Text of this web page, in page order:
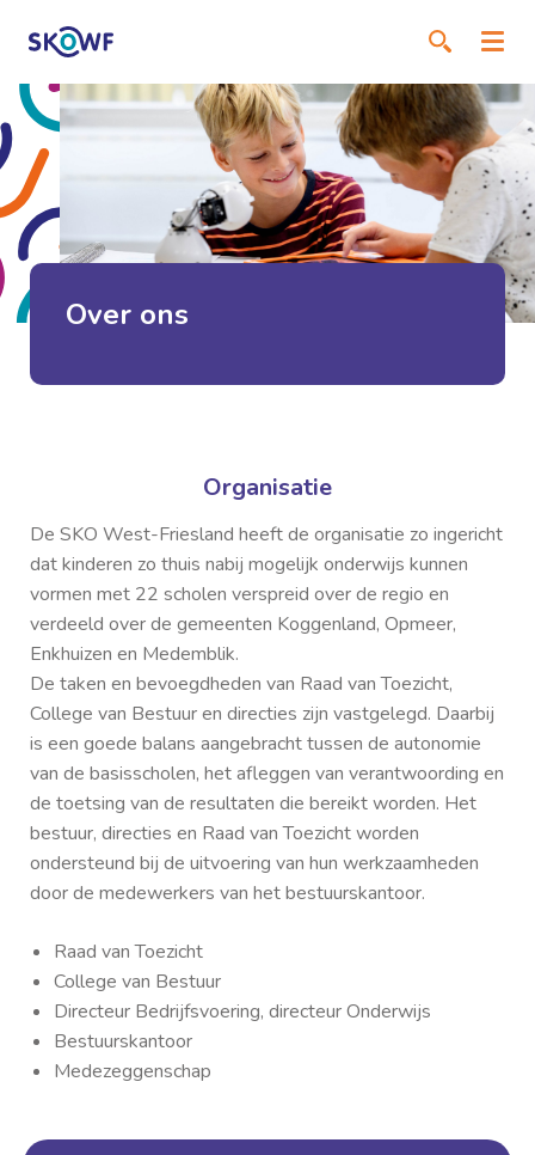
Over ons
Organisatie
De SKO West-Friesland heeft de organisatie zo ingericht
dat kinderen zo thuis nabij mogelijk onderwijs kunnen
vormen met 22 scholen verspreid over de regio en
verdeeld over de gemeenten Koggenland, Opmeer,
Enkhuizen en Medemblik.
De taken en bevoegdheden van Raad van Toezicht,
College van Bestuur en directies zijn vastgelegd. Daarbij
is een goede balans aangebracht tussen de autonomie
van de basisscholen, het afleggen van verantwoording en
de toetsing van de resultaten die bereikt worden. Het
bestuur, directies en Raad van Toezicht worden
ondersteund bij de uitvoering van hun werkzaamheden
door de medewerkers van het bestuurskantoor.
Raad van Toezicht
College van Bestuur
Directeur Bedrijfsvoering, directeur Onderwijs
Bestuurskantoor
Medezeggenschap